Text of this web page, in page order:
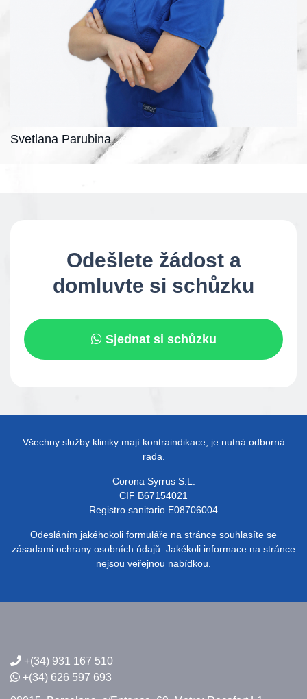
Svetlana Parubina
Odešlete žádost a
domluvte si schůzku
Sjednat si schůzku
Všechny služby kliniky mají kontraindikace, je nutná odborná
rada.
Corona Syrrus S.L.
CIF B67154021
Registro sanitario E08706004
Odesláním jakéhokoli formuláře na stránce souhlasíte se
zásadami ochrany osobních údajů. Jakékoli informace na stránce
nejsou veřejnou nabídkou.
+(34) 931 167 510
+(34) 626 597 693